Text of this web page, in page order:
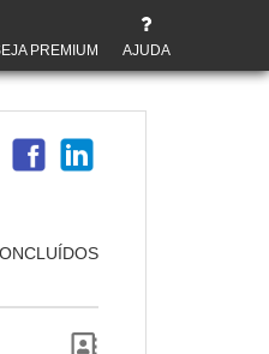
PREMIUM AJUDA